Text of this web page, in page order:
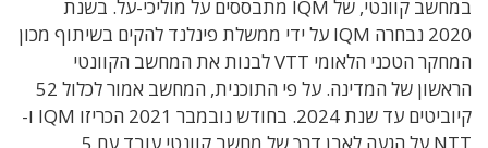
במחשב קוונטי, של IQM מתבססים על מוליכי-על. בשנת
2020 נבחרה IQM על ידי ממשלת פינלנד להקים בשיתוף מכון
המחקר הטכני הלאומי VTT לבנות את המחשב הקוונטי
הראשון של המדינה. על פי התוכנית, המחשב אמור לכלול 52
קיוביטים עד שנת 2024. בחודש נובמבר 2021 הכריזו IQM ו-